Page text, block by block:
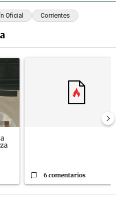
Oficial Corrientes
con más comentarios en los
el título "García Cuerva cuestionó
6 comentarios